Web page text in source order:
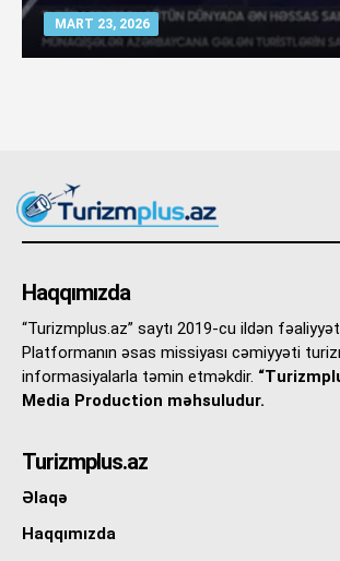
MART 23, 2026
Haqqımızda
“Turizmplus.az” saytı 2019-cu ildən
Platformanın əsas missiyası cəmiyyəti
informasiyalarla təmin etməkdir.
Media Production məhsuludur.
Turizmplus.az
Əlaqə
Haqqımızda